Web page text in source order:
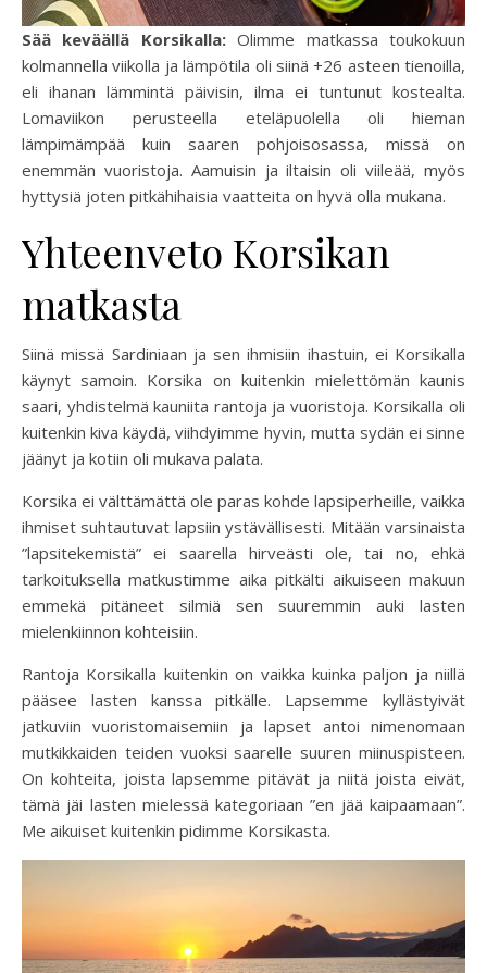
Sää keväällä Korsikalla:Olimme matkassa toukokuun
kolmannella viikolla ja lämpötila oli siinä +26 asteen tienoilla,
eli ihanan lämmintä päivisin, ilma ei tuntunut kostealta.
Lomaviikon perusteella eteläpuolella oli hieman
lämpimämpää kuin saaren pohjoisosassa, missä on
enemmän vuoristoja. Aamuisin ja iltaisin oli viileää, myös
hyttysiä joten pitkähihaisia vaatteita on hyvä olla mukana.
Yhteenveto Korsikan
matkasta
Siinä missä Sardiniaan ja sen ihmisiin ihastuin, ei Korsikalla
käynyt samoin. Korsika on kuitenkin mielettömän kaunis
saari, yhdistelmä kauniita rantoja ja vuoristoja. Korsikalla oli
kuitenkin kiva käydä, viihdyimme hyvin, mutta sydän ei sinne
jäänyt ja kotiin oli mukava palata.
Korsika ei välttämättä ole paras kohde lapsiperheille, vaikka
ihmiset suhtautuvat lapsiin ystävällisesti. Mitään varsinaista
”lapsitekemistä” ei saarella hirveästi ole, tai no, ehkä
tarkoituksella matkustimme aika pitkälti aikuiseen makuun
emmekä pitäneet silmiä sen suuremmin auki lasten
mielenkiinnon kohteisiin.
Rantoja Korsikalla kuitenkin on vaikka kuinka paljon ja niillä
pääsee lasten kanssa pitkälle. Lapsemme kyllästyivät
jatkuviin vuoristomaisemiin ja lapset antoi nimenomaan
mutkikkaiden teiden vuoksi saarelle suuren miinuspisteen.
On kohteita, joista lapsemme pitävät ja niitä joista eivät,
tämä jäi lasten mielessä kategoriaan ”en jää kaipaamaan”.
Me aikuiset kuitenkin pidimme Korsikasta.